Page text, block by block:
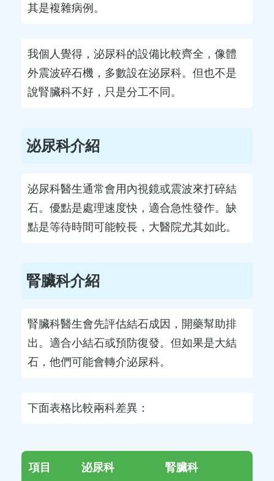
其是複雜病例。
我個人覺得，泌尿科的設備比較齊全，像體
外震波碎石機，多數設在泌尿科。但也不是
說腎臟科不好，只是分工不同。
泌尿科介紹
泌尿科醫生通常會用內視鏡或震波來打碎結
石。優點是處理速度快，適合急性發作。缺
點是等待時間可能較長，大醫院尤其如此。
腎臟科介紹
腎臟科醫生會先評估結石成因，開藥幫助排
出。適合小結石或預防復發。但如果是大結
石，他們可能會轉介泌尿科。
下面表格比較兩科差異：
項目 泌尿科 腎臟科